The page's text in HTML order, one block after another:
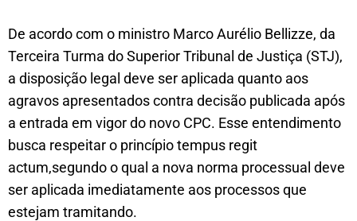
De acordo com o ministro Marco Aurélio Bellizze, da
Terceira Turma do Superior Tribunal de Justiça (STJ),
a disposição legal deve ser aplicada quanto aos
agravos apresentados contra decisão publicada após
a entrada em vigor do novo CPC. Esse entendimento
busca respeitar o princípio tempus regit
actum,segundo o qual a nova norma processual deve
ser aplicada imediatamente aos processos que
estejam tramitando.